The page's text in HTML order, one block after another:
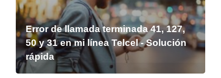
Error de llamada terminada 41, 127,
50 y 31 en mi línea Telcel - Solución
rápida